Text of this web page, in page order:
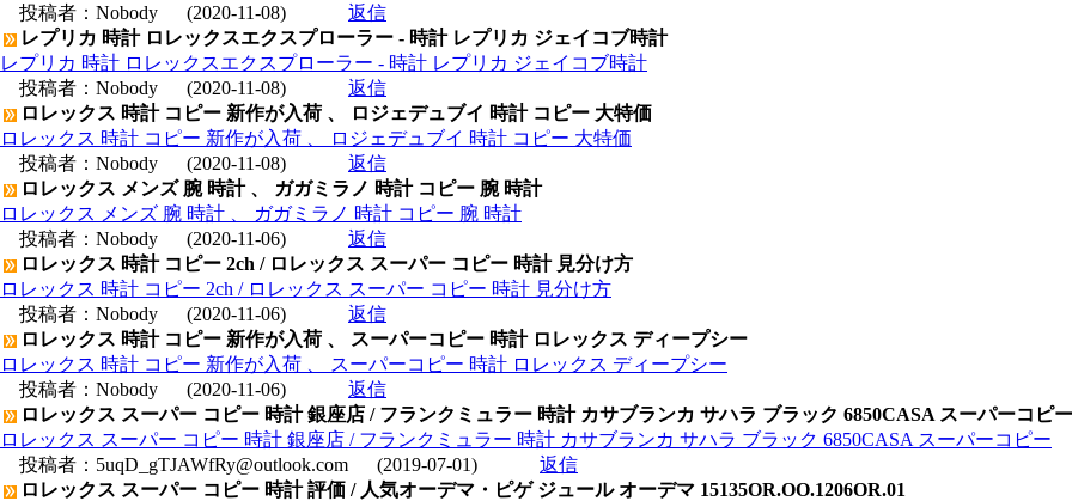
投稿者： Nobody (2020-11-08)
返信
レプリカ 時計 ロレックスエクスプローラー - 時計 レプリカ ジェイコブ時計
レプリカ 時計 ロレックスエクスプローラー - 時計 レプリカ ジェイコブ時計
投稿者： Nobody (2020-11-08)
返信
ロレックス 時計 コピー 新作が入荷 、 ロジェデュブイ 時計 コピー 大特価
ロレックス 時計 コピー 新作が入荷 、 ロジェデュブイ 時計 コピー 大特価
投稿者： Nobody (2020-11-08)
返信
ロレックス メンズ 腕 時計 、 ガガミラノ 時計 コピー 腕 時計
ロレックス メンズ 腕 時計 、 ガガミラノ 時計 コピー 腕 時計
投稿者： Nobody (2020-11-06)
返信
ロレックス 時計 コピー 2ch / ロレックス スーパー コピー 時計 見分け方
ロレックス 時計 コピー 2ch / ロレックス スーパー コピー 時計 見分け方
投稿者： Nobody (2020-11-06)
返信
ロレックス 時計 コピー 新作が入荷 、 スーパーコピー 時計 ロレックス ディープシー
ロレックス 時計 コピー 新作が入荷 、 スーパーコピー 時計 ロレックス ディープシー
投稿者： Nobody (2020-11-06)
返信
ロレックス スーパー コピー 時計 銀座店 / フランクミュラー 時計 カサブランカ サハラ ブラック 6850CASA スーパーコピー
ロレックス スーパー コピー 時計 銀座店 / フランクミュラー 時計 カサブランカ サハラ ブラック 6850CASA スーパーコピー
投稿者： 5uqD_gTJAWfRy@outlook.com (2019-07-01)
返信
ロレックス スーパー コピー 時計 評価 / 人気オーデマ・ピゲ ジュール オーデマ 15135OR.OO.1206OR.01